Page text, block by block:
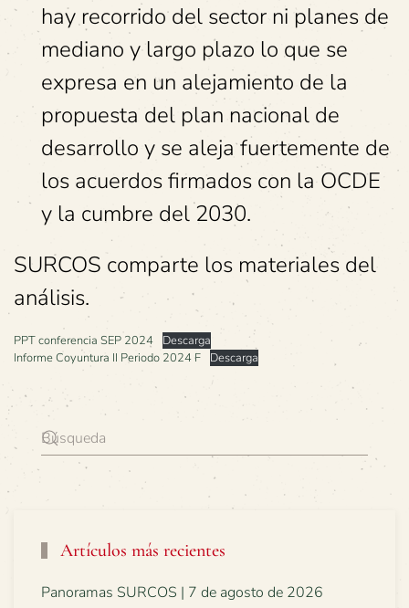
hay recorrido del sector ni planes de
mediano y largo plazo lo que se
expresa en un alejamiento de la
propuesta del plan nacional de
desarrollo y se aleja fuertemente de
los acuerdos firmados con la OCDE
y la cumbre del 2030.
SURCOS comparte los materiales del
análisis.
PPT conferencia SEP 2024
Descarga
Informe Coyuntura II Periodo 2024 F
Descarga
Artículos más recientes
Panoramas SURCOS | 7 de agosto de 2026